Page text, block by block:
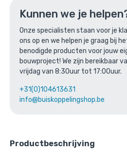
Kunnen we je
Onze specialisten staan voor je
ons op en we helpen je graag bij
benodigde producten voor jouw
bouwproject! We zijn bereikbaar
vrijdag van 8:30uur tot 17:00uur.
+31(0)104613631
info@buiskoppelingshop.be
Productbeschrijving
Bovenstaande
gecombineerd met: